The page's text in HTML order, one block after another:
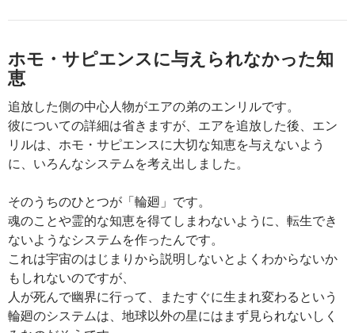
ホモ・サピエンスに与えられなかった知
恵
追放した側の中心人物がエアの弟のエンリルです。
彼についての詳細は省きますが、エアを追放した後、エン
リルは、ホモ・サピエンスに大切な知恵を与えないよう
に、いろんなシステムを考え出しました。
そのうちのひとつが「輪廻」です。
魂のことや霊的な知恵を得てしまわないように、転生でき
ないようなシステムを作ったんです。
これは宇宙のはじまりから説明しないとよくわからないか
もしれないのですが、
人が死んで幽界に行って、またすぐに生まれ変わるという
輪廻のシステムは、地球以外の星にはまず見られないしく